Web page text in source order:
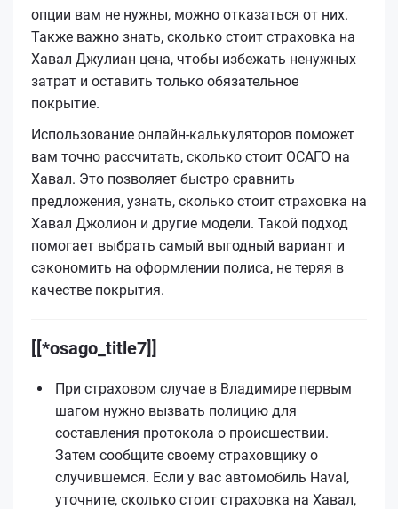
опции вам не нужны, можно отказаться от них.
Также важно знать, сколько стоит страховка на
Хавал Джулиан цена, чтобы избежать ненужных
затрат и оставить только обязательное
покрытие.
Использование онлайн-калькуляторов поможет
вам точно рассчитать, сколько стоит ОСАГО на
Хавал. Это позволяет быстро сравнить
предложения, узнать, сколько стоит страховка на
Хавал Джолион и другие модели. Такой подход
помогает выбрать самый выгодный вариант и
сэкономить на оформлении полиса, не теряя в
качестве покрытия.
[[*osago_title7]]
При страховом случае в Владимире первым
шагом нужно вызвать полицию для
составления протокола о происшествии.
Затем сообщите своему страховщику о
случившемся. Если у вас автомобиль Haval,
уточните, сколько стоит страховка на Хавал,